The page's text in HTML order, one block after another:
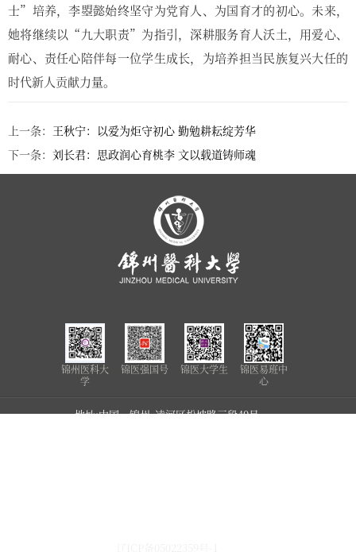
士”培养，李曌懿始终坚守为党育人、为国育才的初心。未来，
她将继续以“九大职责”为指引，深耕服务育人沃土，用爱心、
耐心、责任心陪伴每一位学生成长，为培养担当民族复兴大任的
时代新人贡献力量。
上一条： 王秋宁：以爱为炬守初心 勤勉耕耘绽芳华
下一条： 刘长君：思政润心育桃李 文以载道铸师魂
锦州医科大
学
锦医强国号 锦医大学生
锦医易班中
心
地址:中国•锦州 凌河区松坡路三段40号